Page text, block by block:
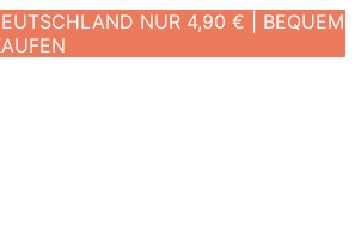
NUR 4,90 € | BEQUEM